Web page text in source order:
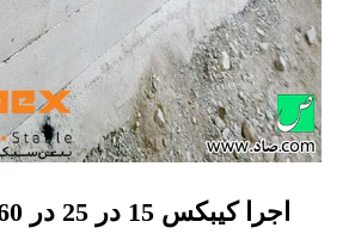
اجرا کیبکس 15 در 25 در 60 سانتی‌متر